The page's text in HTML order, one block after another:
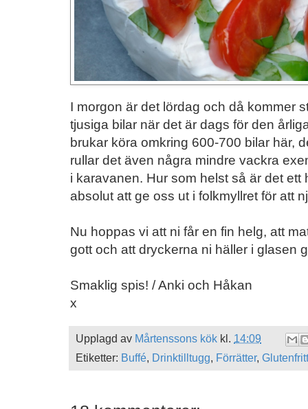
I morgon är det lördag och då kommer
tjusiga bilar när det är dags för den
brukar köra omkring 600-700 bilar här,
rullar det även några mindre vackra
i karavanen. Hur som helst så är det
absolut att ge oss ut i folkmyllret för att
Nu hoppas vi att ni får en fin helg, att
gott och att dryckerna ni häller i glasen
Smaklig spis! / Anki och Håkan
x
Upplagd av Mårtenssons kök kl. 14:09
Etiketter: Buffé, Drinktilltugg, Förrätter, Glutenfritt